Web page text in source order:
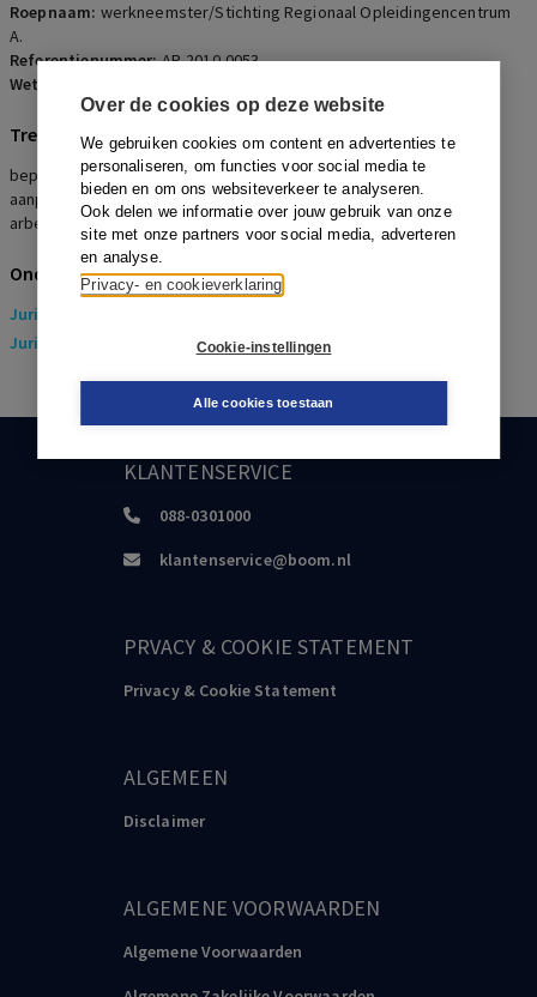
Over de cookies op deze website
We gebruiken cookies om content en advertenties te
personaliseren, om functies voor social media te
bieden en om ons websiteverkeer te analyseren.
Ook delen we informatie over jouw gebruik van onze
site met onze partners voor social media, adverteren
en analyse.
Privacy- en cookieverklaring
Cookie-instellingen
Alle cookies toestaan
Roepnaam: werkneemster/Stichting Regionaal Opleidingencentrum
A.
Referentienummer:AR-2010-0053
Wetsartikelen:
Trefwoorden
bepaalde tijd, misbruik ketenregeling, goed werkgeverschap, Wet
aanpassing arbeidsduur, schadeplichtigheid, rechtsvermoeden
arbeidsomvang
Onderwerpen
Juridisch
Juridisch
> Sociaal Zekerheidsrecht
KLANTENSERVICE
088-0301000
klantenservice@boom.nl
PRVACY & COOKIE STATEMENT
Privacy & Cookie Statement
ALGEMEEN
Disclaimer
ALGEMENE VOORWAARDEN
Algemene Voorwaarden